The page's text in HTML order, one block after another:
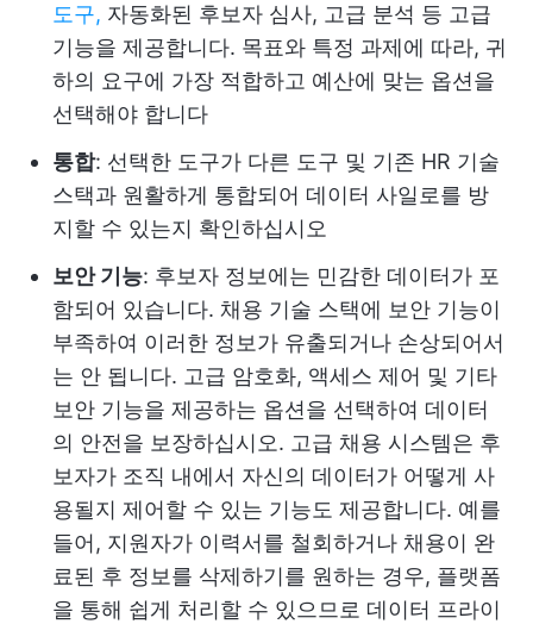
도구, 자동화된 후보자 심사, 고급 분석 등 고급
기능을 제공합니다. 목표와 특정 과제에 따라, 귀
하의 요구에 가장 적합하고 예산에 맞는 옵션을
선택해야 합니다
통합: 선택한 도구가 다른 도구 및 기존 HR 기술
스택과 원활하게 통합되어 데이터 사일로를 방
지할 수 있는지 확인하십시오
보안 기능: 후보자 정보에는 민감한 데이터가 포
함되어 있습니다. 채용 기술 스택에 보안 기능이
부족하여 이러한 정보가 유출되거나 손상되어서
는 안 됩니다. 고급 암호화, 액세스 제어 및 기타
보안 기능을 제공하는 옵션을 선택하여 데이터
의 안전을 보장하십시오. 고급 채용 시스템은 후
보자가 조직 내에서 자신의 데이터가 어떻게 사
용될지 제어할 수 있는 기능도 제공합니다. 예를
들어, 지원자가 이력서를 철회하거나 채용이 완
료된 후 정보를 삭제하기를 원하는 경우, 플랫폼
을 통해 쉽게 처리할 수 있으므로 데이터 프라이